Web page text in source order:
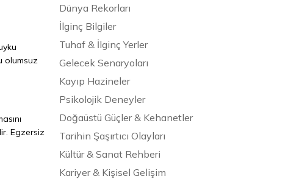
olumsuz
Egzersiz
Dünya Rekorları
İlginç Bilgiler
Tuhaf & İlginç Yerler
Gelecek Senaryoları
Kayıp Hazineler
Psikolojik Deneyler
Doğaüstü Güçler & Kehanetler
Tarihin Şaşırtıcı Olayları
Kültür & Sanat Rehberi
Kariyer & Kişisel Gelişim